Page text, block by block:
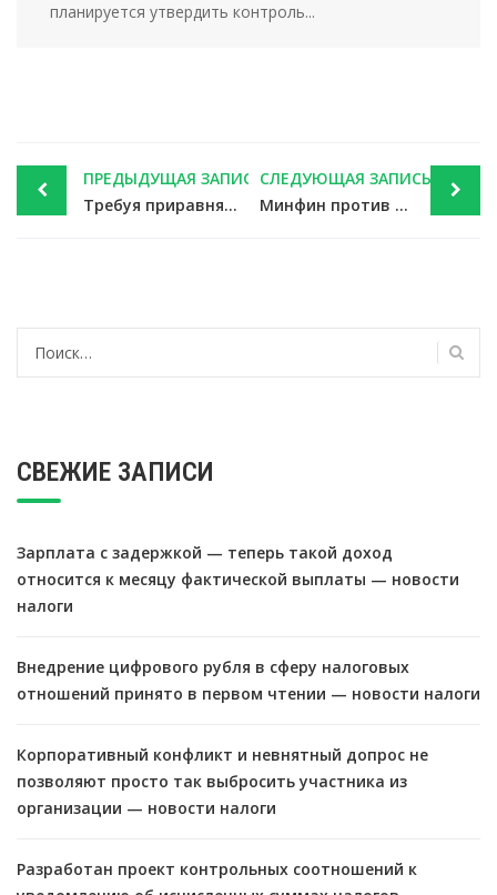
планируется утвердить контроль...
Post
navigation
ПРЕДЫДУЩАЯ ЗАПИСЬ
Требуя приравнять «кадастр» к «рынку», лучше сразу просить уменьшения на НДС — новости налоги
СЛЕДУЮЩАЯ ЗАПИСЬ
Минфин против принятия НДС к вычету по дубликату счета-фактуры — новости налоги
СВЕЖИЕ ЗАПИСИ
Зарплата с задержкой — теперь такой доход
относится к месяцу фактической выплаты — новости
налоги
Внедрение цифрового рубля в сферу налоговых
отношений принято в первом чтении — новости налоги
Корпоративный конфликт и невнятный допрос не
позволяют просто так выбросить участника из
организации — новости налоги
Разработан проект контрольных соотношений к